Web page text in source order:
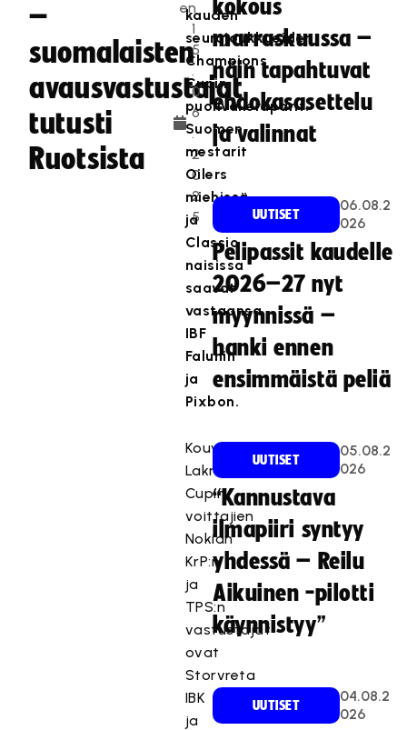
–
suomalaisten
avausvastustajat
tutusti
Ruotsista
en
1
5
.
0
6
.
2
0
2
5
kauden
seurajoukkueiden
Champions
Cupin
puolivälieräparit.
Suomen
mestarit
Oilers
miehissä
ja
Classic
naisissa
saavat
vastaansa
IBF
Falunin
ja
Pixbon.
Kouvolan
Lakritsi
Cupin
voittajien
Nokian
KrP:n
ja
TPS:n
vastustajat
ovat
Storvreta
IBK
ja
kokous
marraskuussa –
näin tapahtuvat
ehdokasasettelu
ja valinnat
UUTISET
06.08.2
026
Pelipassit kaudelle
2026–27 nyt
myynnissä –
hanki ennen
ensimmäistä peliä
UUTISET
05.08.2
026
“Kannustava
ilmapiiri syntyy
yhdessä – Reilu
Aikuinen -pilotti
käynnistyy”
UUTISET
04.08.2
026